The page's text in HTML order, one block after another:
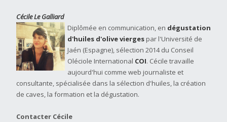
Cécile Le Galliard
Diplômée en communication, en dégustation
d'huiles d'olive vierges par l'Université de
Jaén (Espagne), sélection 2014 du Conseil
Oléciole International COI. Cécile travaille
aujourd'hui comme web journaliste et
consultante, spécialisée dans la sélection d'huiles, la création
de caves, la formation et la dégustation.
Contacter Cécile